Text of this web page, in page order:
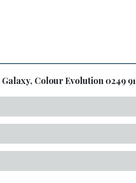
Galaxy, Colour Evolution 0249